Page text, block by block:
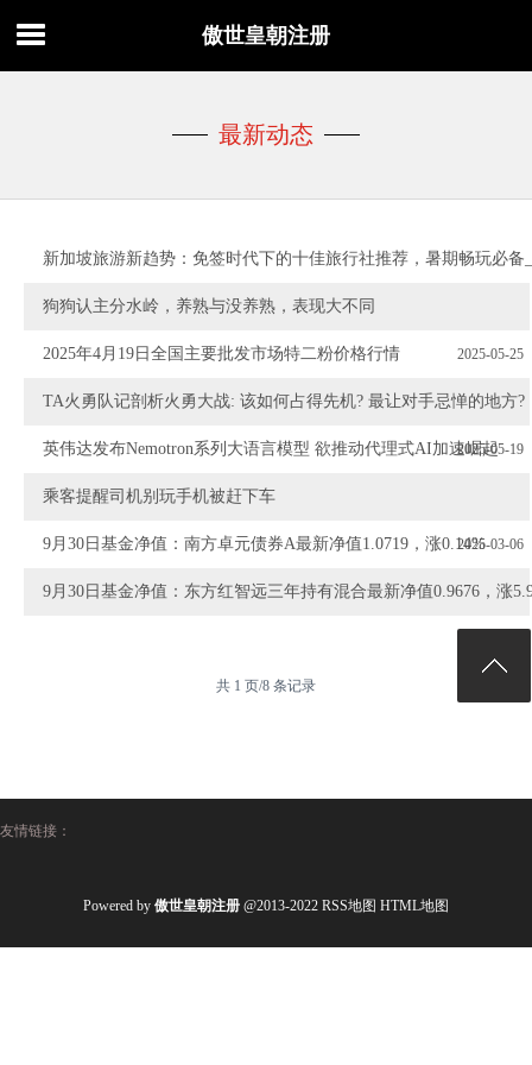
傲世皇朝注册
最新动态
新加坡旅游新趋势：免签时代下的十佳旅行社推荐，暑期畅玩必备
狗狗认主分水岭，养熟与没养熟，表现大不同
2025-05-25
2025年4月19日全国主要批发市场特二粉价格行情
2025-05-23
TA火勇队记剖析火勇大战: 该如何占得先机? 最让对手忌惮的地方?
2025-05-19
英伟达发布Nemotron系列大语言模型 欲推动代理式AI加速崛起
乘客提醒司机别玩手机被赶下车
2025-03-06
9月30日基金净值：南方卓元债券A最新净值1.0719，涨0.14%
2024-10-14
9月30日基金净值：东方红智远三年持有混合最新净值0.9676，涨
共 1 页/8 条记录
友情链接：
Powered by 傲世皇朝注册 @2013-2022 RSS地图 HTML地图